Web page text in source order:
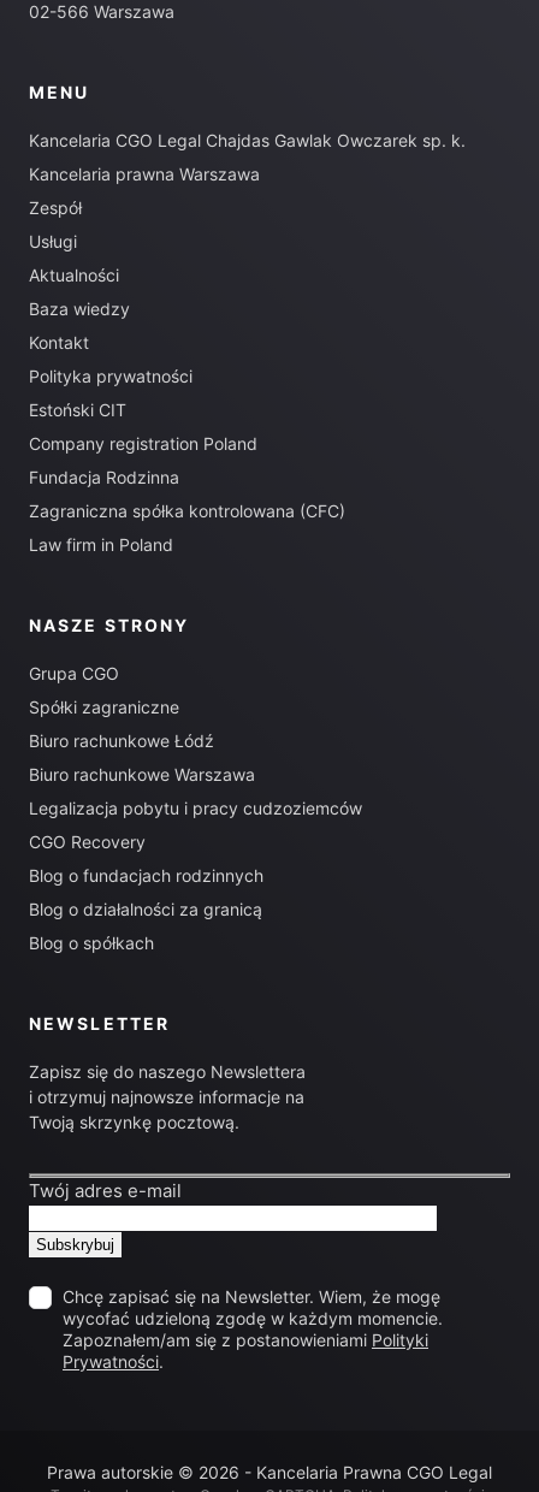
02-566 Warszawa
MENU
Kancelaria CGO Legal Chajdas Gawlak Owczarek sp. k.
Kancelaria prawna Warszawa
Zespół
Usługi
Aktualności
Baza wiedzy
Kontakt
Polityka prywatności
Estoński CIT
Company registration Poland
Fundacja Rodzinna
Zagraniczna spółka kontrolowana (CFC)
Law firm in Poland
NASZE STRONY
Grupa CGO
Spółki zagraniczne
Biuro rachunkowe Łódź
Biuro rachunkowe Warszawa
Legalizacja pobytu i pracy cudzoziemców
CGO Recovery
Blog o fundacjach rodzinnych
Blog o działalności za granicą
Blog o spółkach
NEWSLETTER
Zapisz się do naszego Newslettera
i otrzymuj najnowsze informacje na
Twoją skrzynkę pocztową.
Twój adres e-mail
Chcę zapisać się na Newsletter. Wiem, że mogę
wycofać udzieloną zgodę w każdym momencie.
Zapoznałem/am się z postanowieniami Polityki
Prywatności.
Prawa autorskie © 2026 - Kancelaria Prawna CGO Legal